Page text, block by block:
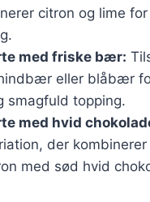
citron og lime
med friske bær:
eller blåbær
smagfuld topping.
med hvid
der kombinerer
med sød hvid